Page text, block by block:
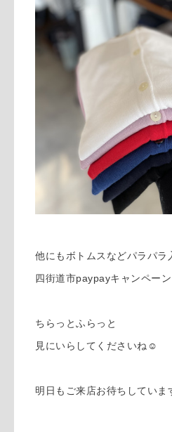
他にもボトムスなどパラパラ
四街道市paypayキャンペーン
ちらっとふらっと
見にいらしてくださいね☺︎
明日もご来店お待ちしていま